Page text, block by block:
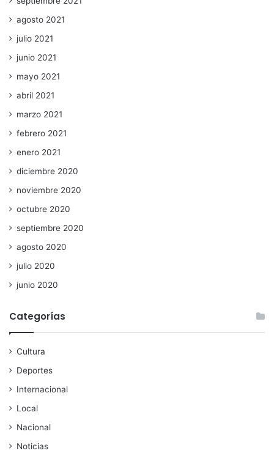
agosto 2021
julio 2021
junio 2021
mayo 2021
abril 2021
marzo 2021
febrero 2021
enero 2021
diciembre 2020
noviembre 2020
octubre 2020
septiembre 2020
agosto 2020
julio 2020
junio 2020
Categorías
Cultura
Deportes
Internacional
Local
Nacional
Noticias